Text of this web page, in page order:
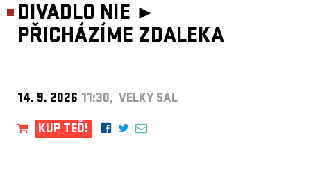
DIVADLO NIE ►
PŘICHÁZÍME ZDALEKA
14. 9. 2026 11:30, VELKÝ SÁL
KUP TEĎ!